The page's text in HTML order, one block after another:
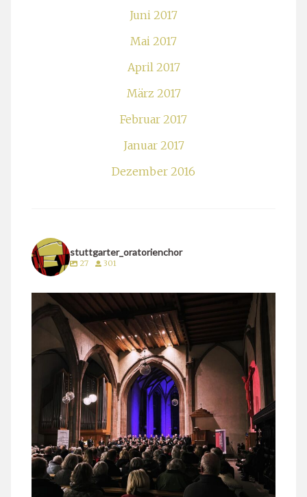
Juni 2017
Mai 2017
April 2017
März 2017
Februar 2017
Januar 2017
Dezember 2016
stuttgarter_oratorienchor
27 301
stuttgarter_oratorienchor
März 24